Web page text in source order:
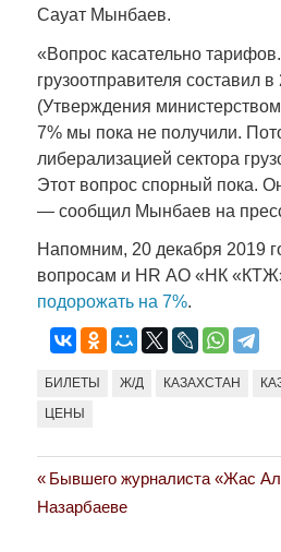
Сауат Мынбаев.
«Вопрос касательно
грузоотправителя составил
(Утверждения
7% мы пока не получили.
либерализацией сектора
Этот вопрос спорный пока.
— сообщил Мынбаев на
Напомним, 20 декабря 2019
вопросам и HR АО «НК
подорожать на 7%.
БИЛЕТЫ Ж/Д КАЗАХСТАН
ЦЕНЫ
Навигация
Previous
Post:
Бывшего журналиста «Жас
Назарбаеве